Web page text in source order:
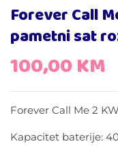
Forever Call
pametni sat
100,00KM
Forever Call Me 2
Kapacitet baterije: